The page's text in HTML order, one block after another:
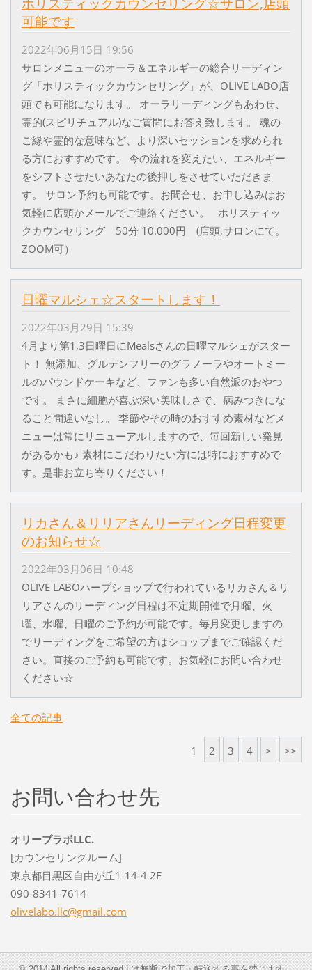
可能です
2022年06月15日 19:56
サロンメニューのオーラ＆エネルギーの総合リーディン
グ「ホリスティックカウンセリング」が、OLIVE LABO店
頭でも可能になります。 オーラリーディングもあわせ、
霊的(スピリチュアル)なご質問にお答え致します。 魂の
ご縁や霊的な意味など、より深いセッションを求められ
る方におすすめです。 今の流れを変えたい、エネルギー
をシフトさせたいあなたの後押しをさせていただきま
す。 サロン予約も可能です。お問合せ、お申し込みはお
気軽に店頭かメールでご連絡ください。 ホリスティッ
クカウンセリング 50分 10.000円 (店頭,サロンにて。
ZOOM可）
日曜マルシェ☆スタートします！
2022年03月29日 15:39
4月より第1,3日曜日にMealsさんの日曜マルシェがスター
ト！ 無添加、グルテンフリーのグラノーラやオートミー
ルのパウンドケーキなど、ファンも多い自然派のおやつ
です。 まさに細胞が喜ぶ深い美味しさで、病みつきにな
ること間違いなし。 季節やその時のおすすめ素材などメ
ニューは常にリニューアルしますので、毎回新しい発見
があるかも♪ 素材にこだわりたい方には特におすすめで
す。是非お立ち寄りください！
リカさん＆リリアさんリーディング日程変更
のお知らせ☆
2022年03月06日 10:48
OLIVE LABOハーブショップで行われているリカさん＆リ
リアさんのリーディング日程は不定期開催で月曜、火
曜、水曜、日曜のご予約が可能です。毎月変更しますの
でリーディングをご希望の方はショップまでご確認くだ
さい。直接のご予約も可能です。お気軽にお問い合わせ
ください☆
全ての記事
1 2 3 4 > >>
お問い合わせ先
オリーブラボLLC.
[カウンセリングルーム]
東京都目黒区自由が丘1-14-4 2F
090-8341-7614
olivelabo.llc@gmail.com